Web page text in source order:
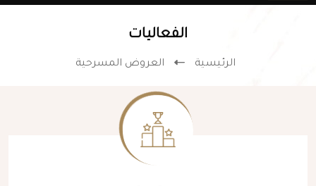
الفعاليات
الرئيسية العروض المسرحية